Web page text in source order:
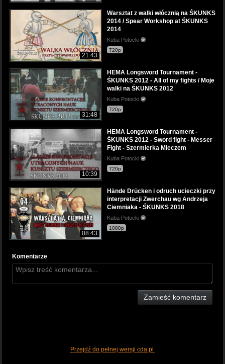
21:43
Warsztat z walki włócznią na ŚKUNKS
2014 / Spear Workshop at ŚKUNKS
2014
Kuba Potocki
720p
31:48
HEMA Longsword Tournament -
ŚKUNKS 2012 - All of my fights / Moje
walki na ŚKUNKS 2012
Kuba Potocki
720p
10:39
HEMA Longsword Tournament -
ŚKUNKS 2012 - Sword fight - Messer
Fight - Szermierka Mieczem
Kuba Potocki
720p
08:43
Hände Drücken i odruch ucieczki przy
interpretacji Zwerchau wg Andrzeja
Ciemniaka - ŚKUNKS 2018
Kuba Potocki
1080p
Komentarze
Zamieść komentarz
Przejdź do pełnej wersji cda.pl